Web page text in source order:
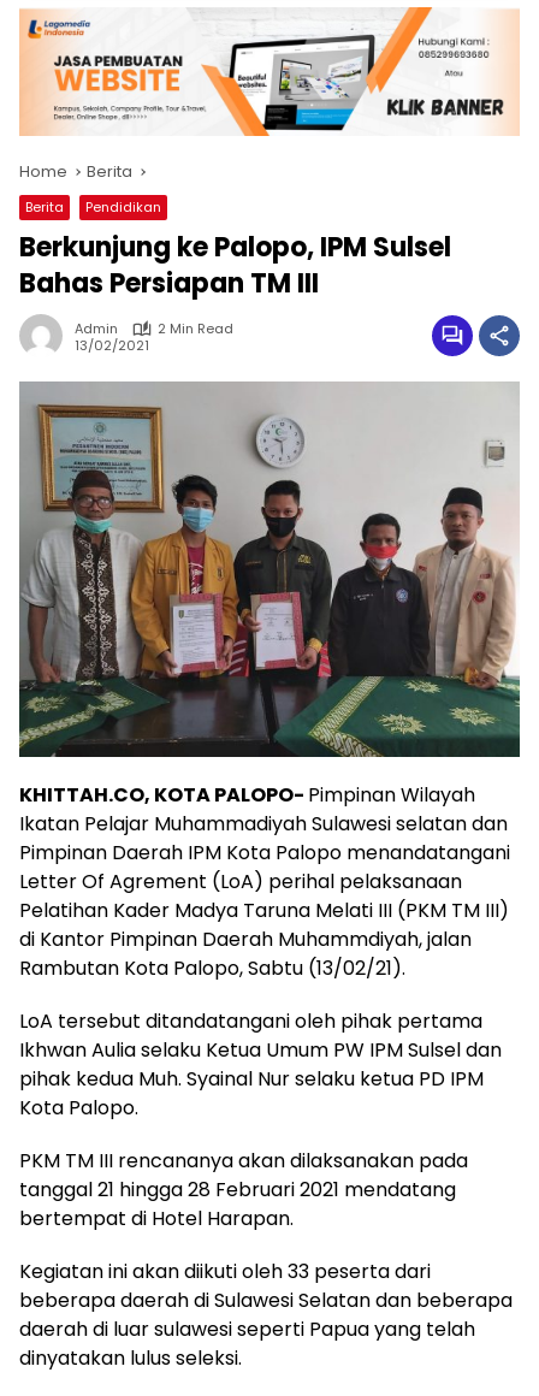
Home Berita
Berita Pendidikan
Berkunjung ke Palopo, IPM Sulsel
Bahas Persiapan TM III
Admin
2 Min Read
13/02/2021
KHITTAH.CO, KOTA PALOPO- Pimpinan Wilayah
Ikatan Pelajar Muhammadiyah Sulawesi selatan dan
Pimpinan Daerah IPM Kota Palopo menandatangani
Letter Of Agrement (LoA) perihal pelaksanaan
Pelatihan Kader Madya Taruna Melati III (PKM TM III)
di Kantor Pimpinan Daerah Muhammdiyah, jalan
Rambutan Kota Palopo, Sabtu (13/02/21).
LoA tersebut ditandatangani oleh pihak pertama
Ikhwan Aulia selaku Ketua Umum PW IPM Sulsel dan
pihak kedua Muh. Syainal Nur selaku ketua PD IPM
Kota Palopo.
PKM TM III rencananya akan dilaksanakan pada
tanggal 21 hingga 28 Februari 2021 mendatang
bertempat di Hotel Harapan.
Kegiatan ini akan diikuti oleh 33 peserta dari
beberapa daerah di Sulawesi Selatan dan beberapa
daerah di luar sulawesi seperti Papua yang telah
dinyatakan lulus seleksi.